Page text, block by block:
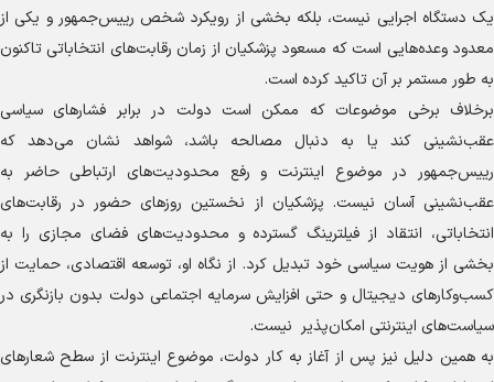
یک دستگاه اجرایی نیست، بلکه بخشی از رویکرد شخص رییس‌جمهور و یکی از
معدود وعده‌هایی است که مسعود پزشکیان از زمان رقابت‌های انتخاباتی تاکنون
به طور مستمر بر آن تاکید کرده است.
برخلاف برخی موضوعات که ممکن است دولت در برابر فشار‌های سیاسی
عقب‌نشینی کند یا به دنبال مصالحه باشد، شواهد نشان می‌دهد که
رییس‌جمهور در موضوع اینترنت و رفع محدودیت‌های ارتباطی حاضر به
عقب‌نشینی آسان نیست. پزشکیان از نخستین روز‌های حضور در رقابت‌های
انتخاباتی، انتقاد از فیلترینگ گسترده و محدودیت‌های فضای مجازی را به
بخشی از هویت سیاسی خود تبدیل کرد. از نگاه او، توسعه اقتصادی، حمایت از
کسب‌وکار‌های دیجیتال و حتی افزایش سرمایه اجتماعی دولت بدون بازنگری در
سیاست‌های اینترنتی امکان‌پذیر نیست.
به همین دلیل نیز پس از آغاز به کار دولت، موضوع اینترنت از سطح شعار‌های